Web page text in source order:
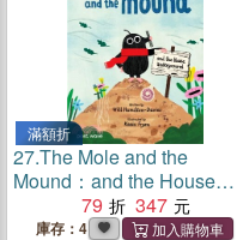
滿額折
27.The Mole and the
Mound：and the House
Underground
79 347
庫存：4